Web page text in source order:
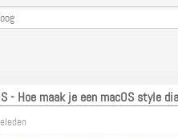
- Hoe maak je een macOS style